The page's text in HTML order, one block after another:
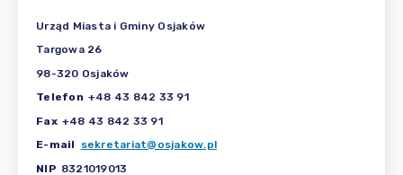
Urząd Miasta i Gminy Osjaków
Targowa 26
98-320 Osjaków
Telefon +48 43 842 33 91
Fax +48 43 842 33 91
E-mail
sekretariat@osjakow.pl
NIP 8321019013